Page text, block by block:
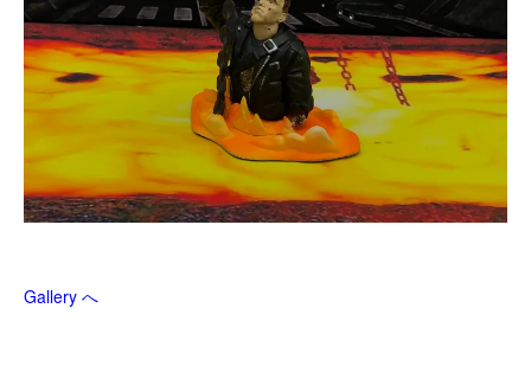
Gallery へ